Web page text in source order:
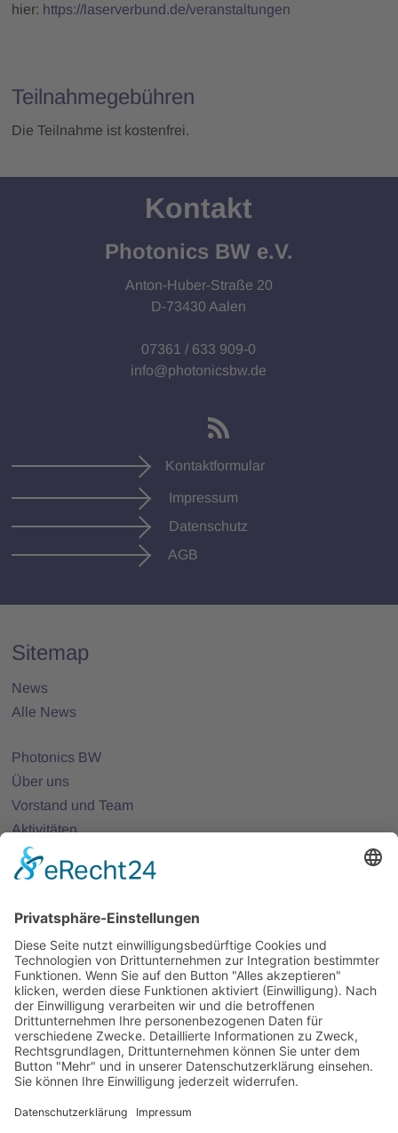
hier: https://laserverbund.de/veranstaltungen
Teilnahmegebühren
Die Teilnahme ist kostenfrei.
Kontakt
Photonics BW e.V.
Anton-Huber-Straße 20
D-73430 Aalen
07361 / 633 909-0
info@photonicsbw.de
Kontaktformular
Impressum
Datenschutz
AGB
Sitemap
News
Alle News
Photonics BW
Über uns
Vorstand und Team
Aktivitäten
25 Jahre Photonics BW
Mitglieder
Projekte
Partnernetze
Veranstaltungen
Alle Veranstaltungen
Jobs
Alle Jobs